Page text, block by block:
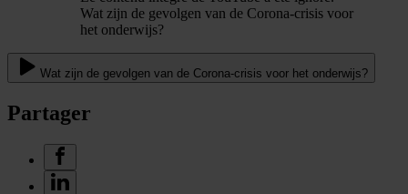
Wat zijn de gevolgen van de Corona-crisis voor
het onderwijs?
Wat zijn de gevolgen van de Corona-crisis voor het onderwijs?
Partager